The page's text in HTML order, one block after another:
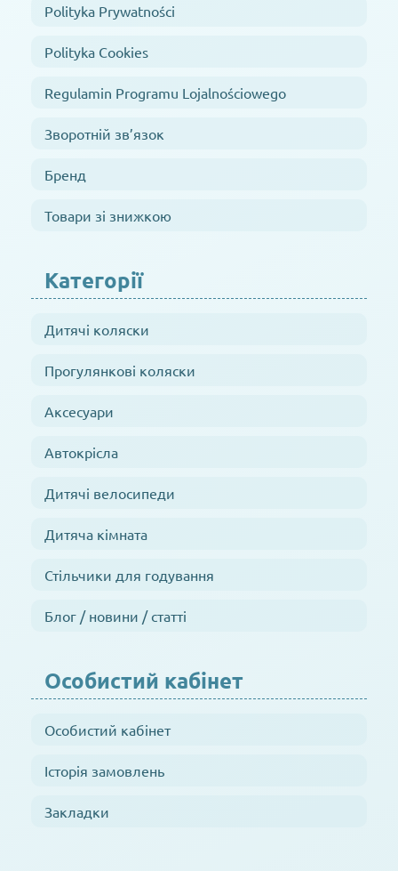
Polityka Prywatności
Polityka Cookies
Regulamin Programu Lojalnościowego
Зворотній зв’язок
Бренд
Товари зі знижкою
Категорії
Дитячі коляски
Прогулянкові коляски
Аксесуари
Автокрісла
Дитячі велосипеди
Дитяча кімната
Стільчики для годування
Блог / новини / статті
Особистий кабінет
Особистий кабінет
Історія замовлень
Закладки